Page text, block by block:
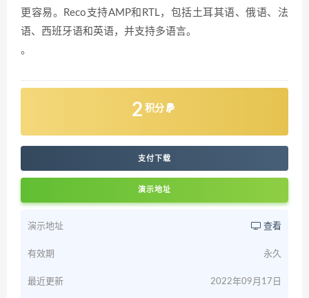
更容易。Reco支持AMP和RTL，包括土耳其语、俄语、法
语、西班牙语和英语，并支持多语言。
。
2 积分
支付下载
演示地址
演示地址 查看
有效期 永久
最近更新 2022年09月17日